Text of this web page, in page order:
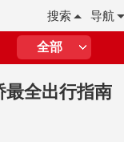
导航
搜索
全部
最全出行指南